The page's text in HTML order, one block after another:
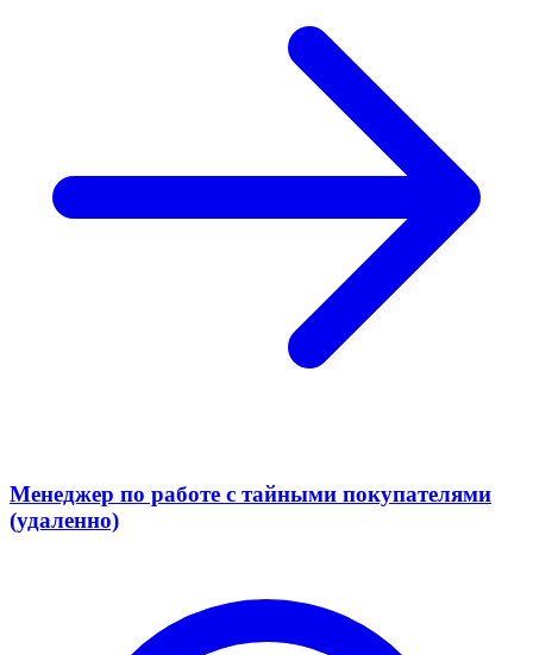
Менеджер по работе с тайными покупателями
(удаленно)